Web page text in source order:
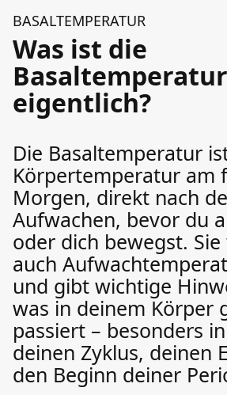
BASALTEMPERATUR
Was ist die
Basaltemperatur
eigentlich?
Die Basaltemperatur
Körpertemperatur am
Morgen, direkt nach
Aufwachen, bevor du
oder dich bewegst.
auch
und gibt wichtige
was in deinem Körper
passiert – besonders
deinen Zyklus, deinen
den Beginn deiner